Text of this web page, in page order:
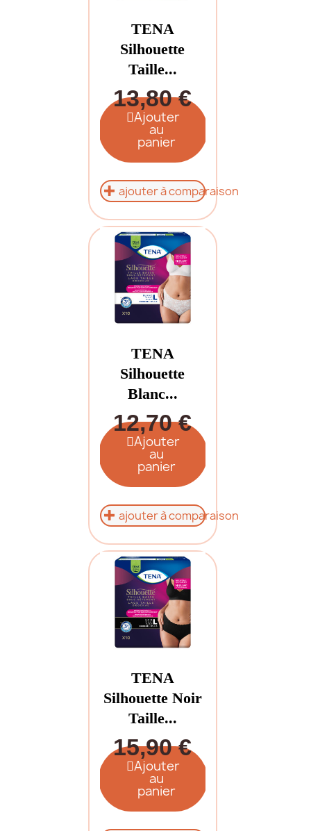
TENA
Silhouette
Taille...
13,80 €
Ajouter
au
panier
ajouter à comparaison
TENA
Silhouette
Blanc...
12,70 €
Ajouter
au
panier
ajouter à comparaison
TENA
Silhouette Noir
Taille...
15,90 €
Ajouter
au
panier